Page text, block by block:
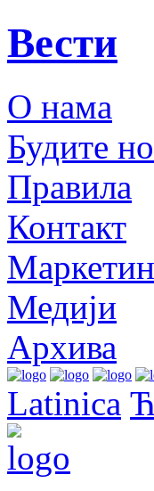
Вести
О нама
Будите
Правила
Контакт
Медији
Архива
Latinica